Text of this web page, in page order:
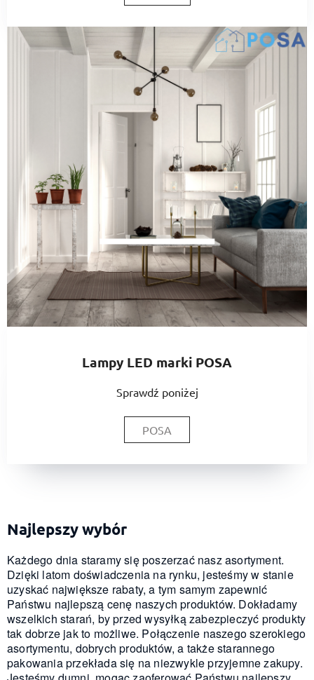
Lampy LED marki POSA
Sprawdź poniżej
POSA
Najlepszy wybór
Każdego dnia staramy się poszerzać nasz asortyment.
Dzięki latom doświadczenia na rynku, jesteśmy w stanie
uzyskać największe rabaty, a tym samym zapewnić
Państwu najlepszą cenę naszych produktów. Dokładamy
wszelkich starań, by przed wysyłką zabezpieczyć produkty
tak dobrze jak to możliwe. Połączenie naszego szerokiego
asortymentu, dobrych produktów, a także starannego
pakowania przekłada się na niezwykle przyjemne zakupy.